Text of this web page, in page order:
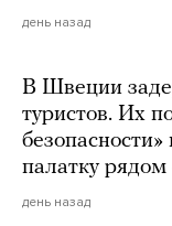
день назад
В Швеции
туристов. Их
безопасности»
палатку
день назад